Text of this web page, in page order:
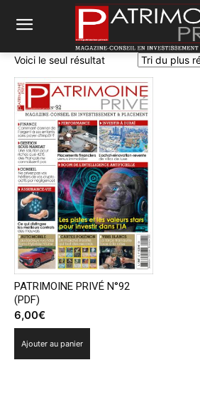
Voici le seul résultat
PATRIMOINE PRIVÉ N°92
(PDF)
6,00€
Ajouter au panier